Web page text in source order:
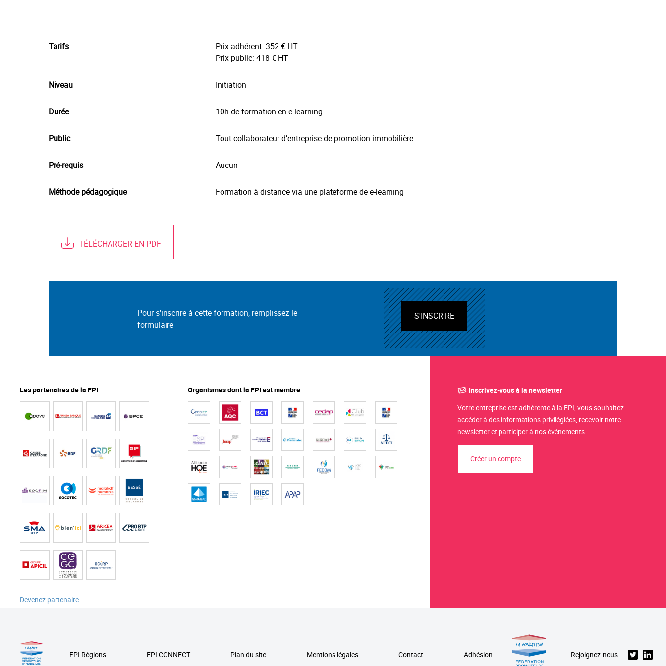
Tarifs
Prix adhérent: 352 € HT
Prix public: 418 € HT
Niveau Initiation
Durée 10h de formation en e-learning
Public Tout collaborateur d’entreprise de promotion immobilière
Pré-requis Aucun
Méthode pédagogique Formation à distance via une plateforme de e-learning
TÉLÉCHARGER EN PDF
Pour s'inscrire à cette formation, remplissez le
formulaire
S'INSCRIRE
Les partenaires de la FPI
Devenez partenaire
Organismes dont la FPI est membre
Inscrivez-vous à la newsletter
Votre entreprise est adhérente à la FPI, vous souhaitez
accéder à des informations privilégiées, recevoir notre
newsletter et participer à nos événements.
Créer un compte
FPI Régions FPI CONNECT Plan du site Mentions légales Contact Adhésion Rejoignez-nous